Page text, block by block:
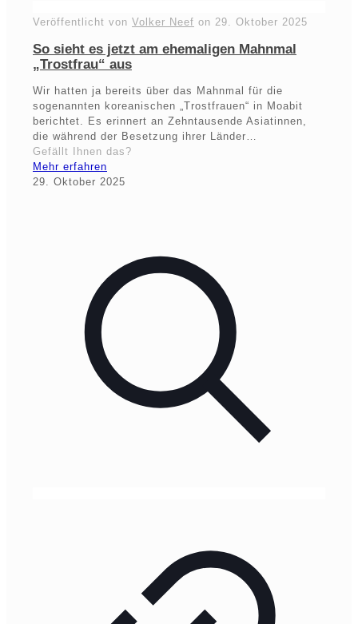
Veröffentlicht von Volker Neef on 29. Oktober 2025
So sieht es jetzt am ehemaligen Mahnmal
„Trostfrau“ aus
Wir hatten ja bereits über das Mahnmal für die
sogenannten koreanischen „Trostfrauen“ in Moabit
berichtet. Es erinnert an Zehntausende Asiatinnen,
die während der Besetzung ihrer Länder…
Gefällt Ihnen das?
Mehr erfahren
29. Oktober 2025